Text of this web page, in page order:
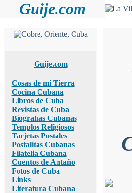
Guije.com
Guije.com
Cosas de mi Tierra
Cocina Cubana
Libros de Cuba
Revistas de Cuba
Biografías Cubanas
Templos Religiosos
Tarjetas Postales
Postalitas Cubanas
Filatelia Cubana
Cuentos de Antaño
Fotos de Cuba
Links
Literatura Cubana